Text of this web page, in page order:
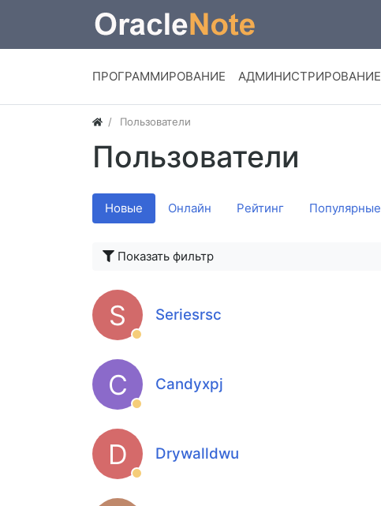
ПРОГРАММИРОВАНИЕ АДМИНИСТРИРОВАНИЕ
Пользователи
Пользователи
Новые Онлайн Рейтинг Популярные
Показать фильтр
S Seriesrsc
C Candyxpj
D Drywalldwu